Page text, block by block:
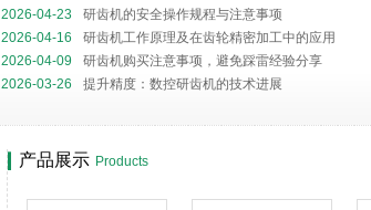
略
2026-04-23
研齿机的安全操作规程与注意事项
2026-04-16
研齿机工作原理及在齿轮精密加工中的应用
2026-04-09
研齿机购买注意事项，避免踩雷经验分享
2026-03-26
提升精度：数控研齿机的技术进展
产品展示 Products